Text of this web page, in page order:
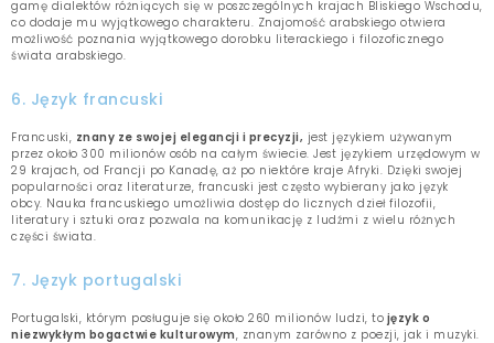
gamę dialektów różniących się w poszczególnych krajach Bliskiego Wschodu,
co dodaje mu wyjątkowego charakteru. Znajomość arabskiego otwiera
możliwość poznania wyjątkowego dorobku literackiego i filozoficznego
świata arabskiego.
6. Język francuski
Francuski, znany ze swojej elegancji i precyzji, jest językiem używanym
przez około 300 milionów osób na całym świecie. Jest językiem urzędowym w
29 krajach, od Francji po Kanadę, aż po niektóre kraje Afryki. Dzięki swojej
popularności oraz literaturze, francuski jest często wybierany jako język
obcy. Nauka francuskiego umożliwia dostęp do licznych dzieł filozofii,
literatury i sztuki oraz pozwala na komunikację z ludźmi z wielu różnych
części świata.
7. Język portugalski
Portugalski, którym posługuje się około 260 milionów ludzi, to język o
niezwykłym bogactwie kulturowym, znanym zarówno z poezji, jak i muzyki.